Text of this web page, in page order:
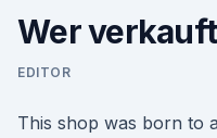
Wer
EDITOR
This shop was born to